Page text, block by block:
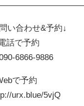
い合わせ&予約↓
話で予約
6866-9886
で予約
urx.blue/5vjQ